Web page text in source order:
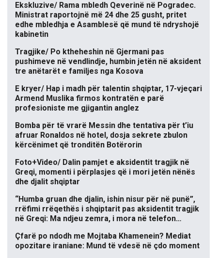
Ekskluzive/ Rama mbledh Qeverinë në Pogradec.
Ministrat raportojnë më 24 dhe 25 gusht, pritet
edhe mbledhja e Asamblesë që mund të ndryshojë
kabinetin
Tragjike/ Po ktheheshin në Gjermani pas
pushimeve në vendlindje, humbin jetën në aksident
tre anëtarët e familjes nga Kosova
E kryer/ Hap i madh për talentin shqiptar, 17-vjeçari
Armend Muslika firmos kontratën e parë
profesioniste me gjigantin anglez
Bomba për të vrarë Messin dhe tentativa për t’iu
afruar Ronaldos në hotel, dosja sekrete zbulon
kërcënimet që tronditën Botërorin
Foto+Video/ Dalin pamjet e aksidentit tragjik në
Greqi, momenti i përplasjes që i mori jetën nënës
dhe djalit shqiptar
“Humba gruan dhe djalin, ishin nisur për në punë”,
rrëfimi rrëqethës i shqiptarit pas aksidentit tragjik
në Greqi: Ma ndjeu zemra, i mora në telefon…
Çfarë po ndodh me Mojtaba Khamenein? Mediat
opozitare iraniane: Mund të vdesë në çdo moment